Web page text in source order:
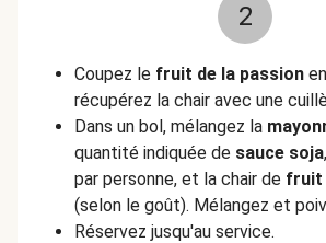
2
Coupez le fruit de la passion
récupérez la chair avec une
Dans un bol, mélangez la
quantité indiquée de sauce soja
par personne, et la chair de fruit
(selon le goût). Mélangez et
Réservez jusqu'au service.